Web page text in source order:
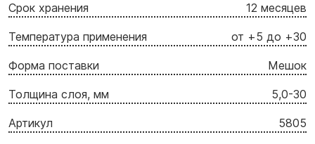
Срок хранения 12 месяцев
Температура применения от +5 до +30
Форма поставки Мешок
Толщина слоя, мм 5,0-30
Артикул 5805